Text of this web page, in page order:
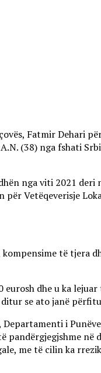
Fatmir Dehari
(38) nga fshati
nga viti 2021 deri
Vetëqeverisje
të tjera
eurosh dhe u ka
se ato janë
i
në
me të cilin ka